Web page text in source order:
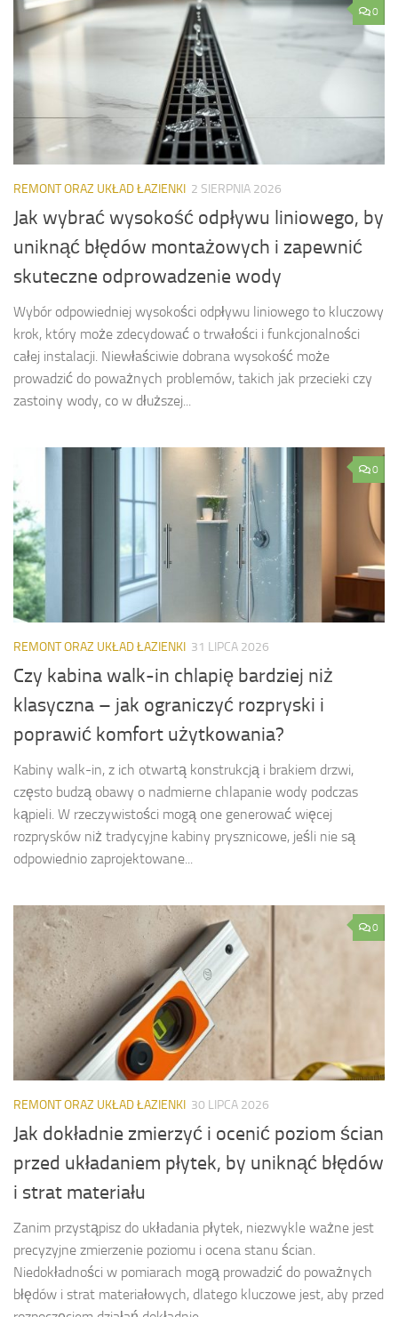
0
REMONT ORAZ UKŁAD ŁAZIENKI 2 SIERPNIA 2026
Jak wybrać wysokość odpływu liniowego, by
uniknąć błędów montażowych i zapewnić
skuteczne odprowadzenie wody
Wybór odpowiedniej wysokości odpływu liniowego to kluczowy
krok, który może zdecydować o trwałości i funkcjonalności
całej instalacji. Niewłaściwie dobrana wysokość może
prowadzić do poważnych problemów, takich jak przecieki czy
zastoiny wody, co w dłuższej...
0
REMONT ORAZ UKŁAD ŁAZIENKI 31 LIPCA 2026
Czy kabina walk-in chlapię bardziej niż
klasyczna – jak ograniczyć rozpryski i
poprawić komfort użytkowania?
Kabiny walk-in, z ich otwartą konstrukcją i brakiem drzwi,
często budzą obawy o nadmierne chlapanie wody podczas
kąpieli. W rzeczywistości mogą one generować więcej
rozprysków niż tradycyjne kabiny prysznicowe, jeśli nie są
odpowiednio zaprojektowane...
0
REMONT ORAZ UKŁAD ŁAZIENKI 30 LIPCA 2026
Jak dokładnie zmierzyć i ocenić poziom ścian
przed układaniem płytek, by uniknąć błędów
i strat materiału
Zanim przystąpisz do układania płytek, niezwykle ważne jest
precyzyjne zmierzenie poziomu i ocena stanu ścian.
Niedokładności w pomiarach mogą prowadzić do poważnych
błędów i strat materiałowych, dlatego kluczowe jest, aby przed